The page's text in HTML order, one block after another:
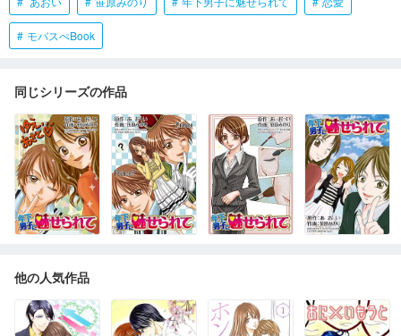
モバスぺBook
同じシリーズの作品
他の人気作品